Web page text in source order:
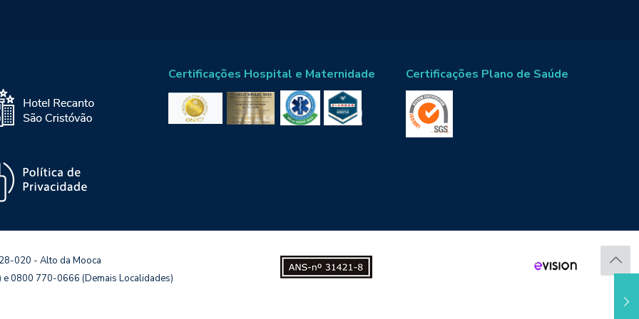
Certificações Hospital e Maternidade Certificações Plano de Saúde
020 - Alto da Mooca
0800 770-0666 (Demais Localidades)